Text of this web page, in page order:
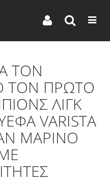
ΤΟΝ
ΤΟΝ ΠΡΩΤΟ
ΛΙΓΚ
VARISTA
ΜΑΡΙΝΟ